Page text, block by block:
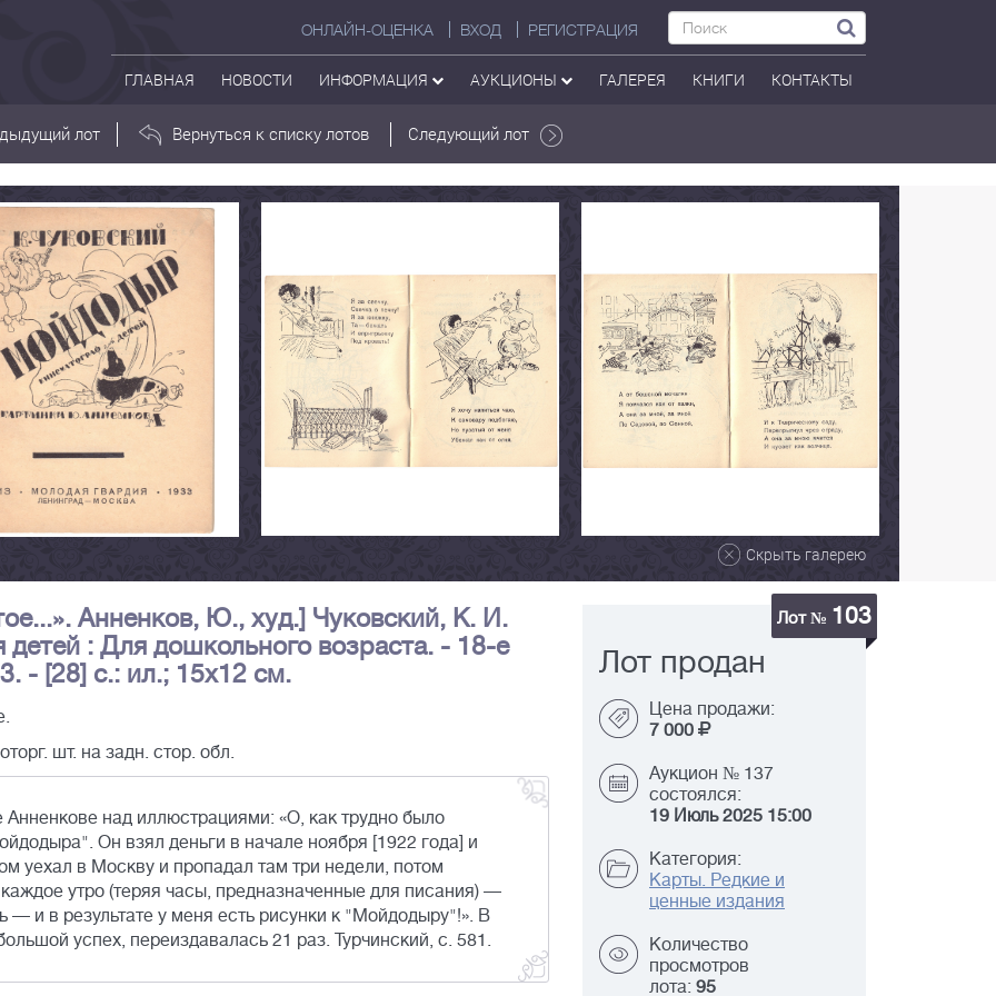
ОНЛАЙН-ОЦЕНКА ВХОД РЕГИСТРАЦИЯ
ГЛАВНАЯ НОВОСТИ ИНФОРМАЦИЯ АУКЦИОНЫ ГАЛЕРЕЯ КНИГИ КОНТАКТЫ
лот Вернуться к списку лотов Следующий лот
Скрыть галерею
Анненков, Ю., худ.] Чуковский, К. И.
: Для дошкольного возраста. - 18-е
- [28] с.: ил.; 15х12 см.
шт. на задн. стор. обл.
над иллюстрациями: «О, как трудно было
Он взял деньги в начале ноября [1922 года] и
уехал в Москву и пропадал там три недели, потом
утро (теряя часы, предназначенные для писания) —
— и в результате у меня есть рисунки к "Мойдодыру"!». В
успех, переиздавалась 21 раз. Турчинский, с. 581.
Лот № 103
Лот продан
Цена продажи:
7 000
Аукцион № 137
состоялся:
19 Июль 2025 15:00
Категория:
Карты. Редкие и
ценные издания
Количество
просмотров
лота: 95